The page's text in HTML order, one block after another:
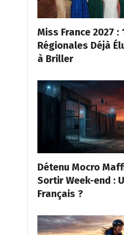
Miss France 2027 :
Régionales Déjà
à Briller
Détenu Mocro
Sortir Week-end :
Français ?